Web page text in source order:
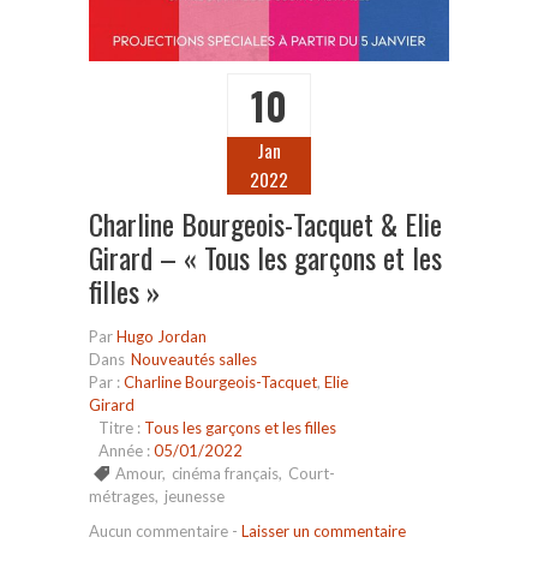
10
Jan
2022
Charline Bourgeois-Tacquet & Elie
Girard – « Tous les garçons et les
filles »
ParHugo Jordan
Dans Nouveautés salles
Par :Charline Bourgeois-Tacquet, Elie
Girard
Titre : Tous les garçons et les filles
Année :05/01/2022
Amour, cinéma français, Court-
métrages, jeunesse
Aucun commentaire - Laisser un commentaire